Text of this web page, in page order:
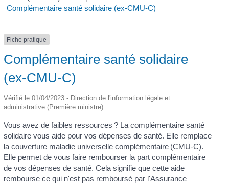
Complémentaire santé solidaire (ex-CMU-C)
Fiche pratique
Complémentaire santé solidaire
(ex-CMU-C)
Vérifié le 01/04/2023 - Direction de l'information légale et
administrative (Première ministre)
Vous avez de faibles ressources ? La complémentaire santé
solidaire vous aide pour vos dépenses de santé. Elle remplace
la couverture maladie universelle complémentaire (CMU-C).
Elle permet de vous faire rembourser la part complémentaire
de vos dépenses de santé. Cela signifie que cette aide
rembourse ce qui n'est pas remboursé par l'Assurance